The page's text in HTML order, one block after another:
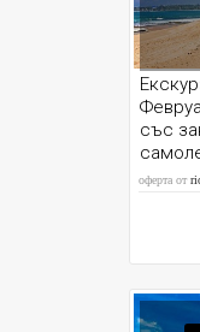
със
оферта от